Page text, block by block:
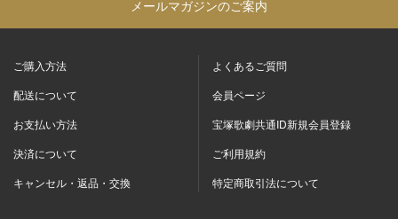
メールマガジンのご案内
ご購入方法
配送について
お支払い方法
決済について
キャンセル・返品・交換
よくあるご質問
会員ページ
宝塚歌劇共通ID新規会員登録
ご利用規約
特定商取引法について